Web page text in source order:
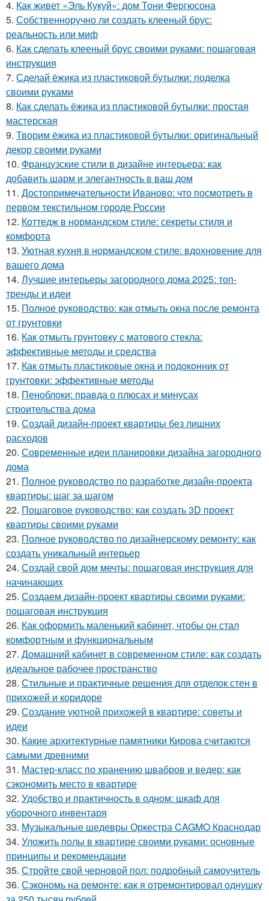
4. Как живет «Эль Кукуй»: дом Тони Фергюсона
5. Собственноручно ли создать клееный брус:
реальность или миф
6. Как сделать клееный брус своими руками: пошаговая
инструкция
7. Сделай ёжика из пластиковой бутылки: поделка
своими руками
8. Как сделать ёжика из пластиковой бутылки: простая
мастерская
9. Творим ёжика из пластиковой бутылки: оригинальный
декор своими руками
10. Французские стили в дизайне интерьера: как
добавить шарм и элегантность в ваш дом
11. Достопримечательности Иваново: что посмотреть в
первом текстильном городе России
12. Коттедж в нормандском стиле: секреты стиля и
комфорта
13. Уютная кухня в нормандском стиле: вдохновение для
вашего дома
14. Лучшие интерьеры загородного дома 2025: топ-
тренды и идеи
15. Полное руководство: как отмыть окна после ремонта
от грунтовки
16. Как отмыть грунтовку с матового стекла:
эффективные методы и средства
17. Как отмыть пластиковые окна и подоконник от
грунтовки: эффективные методы
18. Пеноблоки: правда о плюсах и минусах
строительства дома
19. Создай дизайн-проект квартиры без лишних
расходов
20. Современные идеи планировки дизайна загородного
дома
21. Полное руководство по разработке дизайн-проекта
квартиры: шаг за шагом
22. Пошаговое руководство: как создать 3D проект
квартиры своими руками
23. Полное руководство по дизайнерскому ремонту: как
создать уникальный интерьер
24. Создай свой дом мечты: пошаговая инструкция для
начинающих
25. Создаем дизайн-проект квартиры своими руками:
пошаговая инструкция
26. Как оформить маленький кабинет, чтобы он стал
комфортным и функциональным
27. Домашний кабинет в современном стиле: как создать
идеальное рабочее пространство
28. Стильные и практичные решения для отделок стен в
прихожей и коридоре
29. Создание уютной прихожей в квартире: советы и
идеи
30. Какие архитектурные памятники Кирова считаются
самыми древними
31. Мастер-класс по хранению швабров и ведер: как
сэкономить место в квартире
32. Удобство и практичность в одном: шкаф для
уборочного инвентаря
33. Музыкальные шедевры Оркестра CAGMO Краснодар
34. Уложить полы в квартире своими руками: основные
принципы и рекомендации
35. Стройте свой черновой пол: подробный самоучитель
36. Сэкономь на ремонте: как я отремонтировал однушку